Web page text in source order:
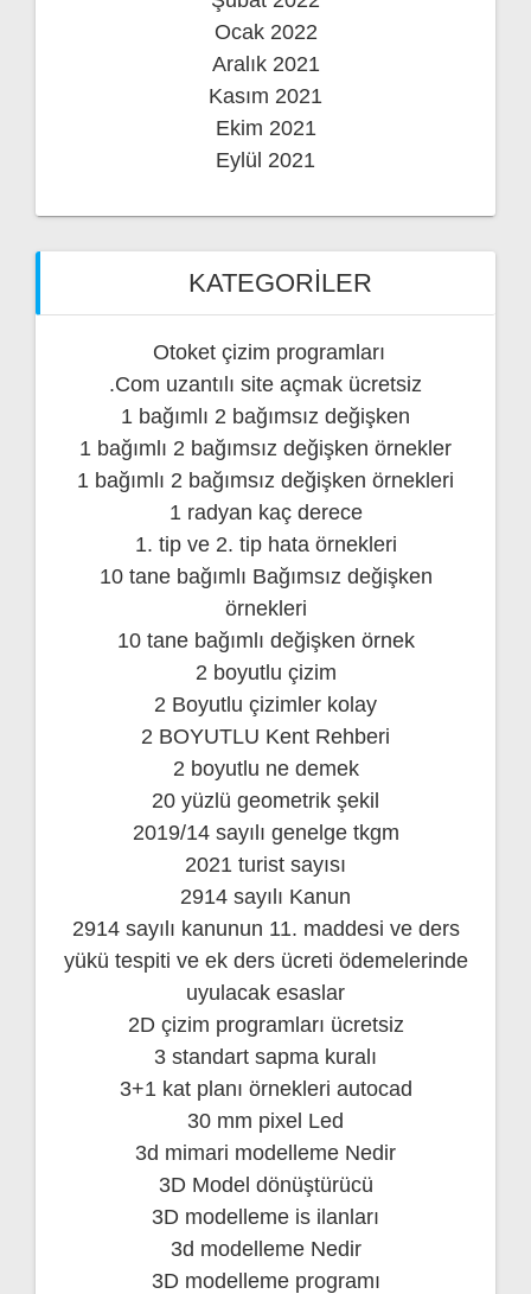
Ocak 2022
Aralık 2021
Kasım 2021
Ekim 2021
Eylül 2021
KATEGORILER
Otoket çizim programları
.Com uzantılı site açmak ücretsiz
1 bağımlı 2 bağımsız değişken
1 bağımlı 2 bağımsız değişken örnekler
1 bağımlı 2 bağımsız değişken örnekleri
1 radyan kaç derece
1. tip ve 2. tip hata örnekleri
10 tane bağımlı Bağımsız değişken
örnekleri
10 tane bağımlı değişken örnek
2 boyutlu çizim
2 Boyutlu çizimler kolay
2 BOYUTLU Kent Rehberi
2 boyutlu ne demek
20 yüzlü geometrik şekil
2019/14 sayılı genelge tkgm
2021 turist sayısı
2914 sayılı Kanun
2914 sayılı kanunun 11. maddesi ve ders
yükü tespiti ve ek ders ücreti ödemelerinde
uyulacak esaslar
2D çizim programları ücretsiz
3 standart sapma kuralı
3+1 kat planı örnekleri autocad
30 mm pixel Led
3d mimari modelleme Nedir
3D Model dönüştürücü
3D modelleme is ilanları
3d modelleme Nedir
3D modelleme programı